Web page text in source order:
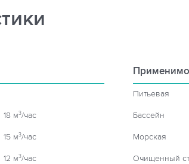
18 м3/час
15 м3/час
12 м3/час
Питьевая
Бассейн
Морская
Очищенный